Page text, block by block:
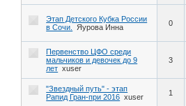
Этап Детского Кубка России
в Сочи.
Яурова Инна 0
Первенство ЦФО среди
мальчиков и девочек до 9
лет xuser
3
"Звездный путь" - этап
Рапид Гран-при 2016 xuser 1